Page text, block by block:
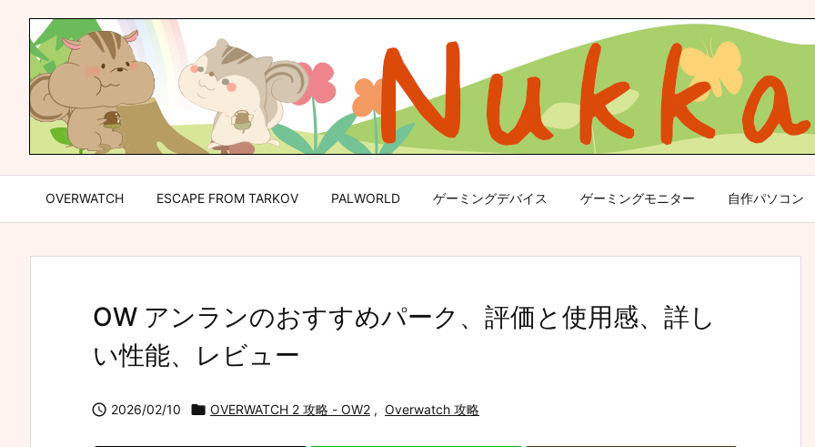
OVERWATCH ESCAPE FROM TARKOV PALWORLD ゲーミングデバイス ゲーミングモニター 自作パソコン
OW アンランのおすすめパーク、評価と使用感、詳し
い性能、レビュー
 2026/02/10  OVERWATCH 2 攻略 - OW2 , Overwatch 攻略